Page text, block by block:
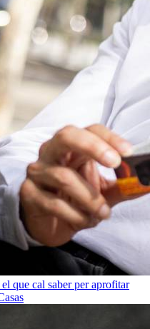
que cal saber per aprofitar